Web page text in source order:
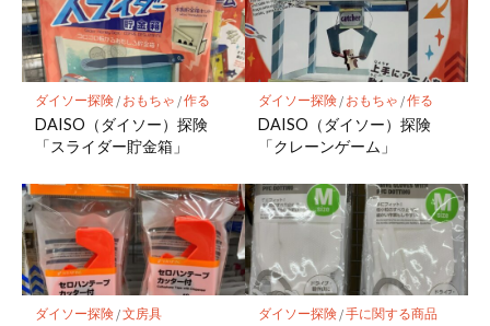
ダイソー探険/ おもちゃ /作る
DAISO（ダイソー）探険
「スライダー貯金箱」
ダイソー探険/ おもちゃ /作る
DAISO（ダイソー）探険
「クレーンゲーム」
ダイソー探険/文房具 ダイソー探険/手に関する商品